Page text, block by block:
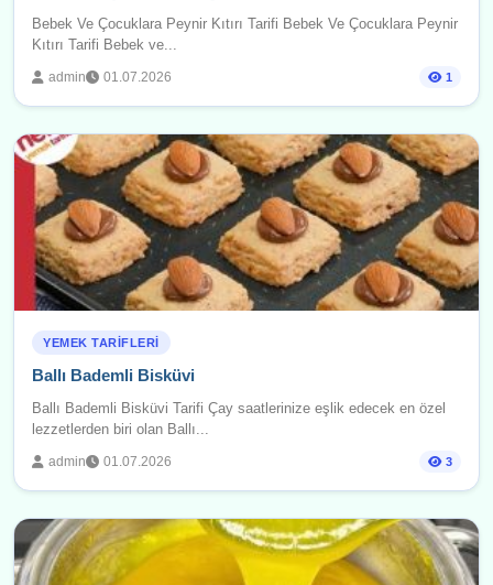
Bebek Ve Çocuklara Peynir Kıtırı Tarifi Bebek Ve Çocuklara Peynir
Kıtırı Tarifi Bebek ve...
admin 01.07.2026 1
YEMEK TARIFLERI
Ballı Bademli Bisküvi
Ballı Bademli Bisküvi Tarifi Çay saatlerinize eşlik edecek en özel
lezzetlerden biri olan Ballı...
admin 01.07.2026 3